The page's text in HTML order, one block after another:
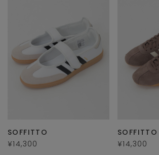
SOFFITTO
¥14,300
SOFFITTO
¥14,300